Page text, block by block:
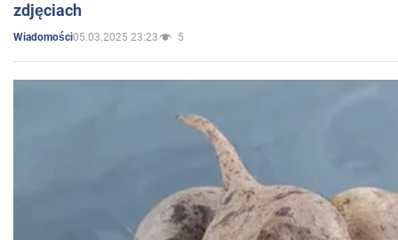
zdjęciach
Wiadomości05.03.2025 23:23 5